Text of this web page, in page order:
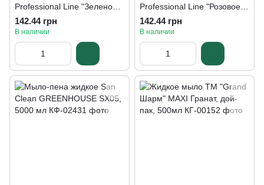
Professional Line "Зеленое
на основе масла кокоса",
5000 мл
142.44 грн
В наличии
Professional Line "Розовое
на основе масла кокоса",
5000 мл
142.44 грн
В наличии